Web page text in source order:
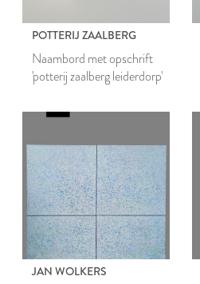
POTTERIJ ZAALBERG
Naambord met opschrift
'potterij zaalberg leiderdorp'
JAN WOLKERS